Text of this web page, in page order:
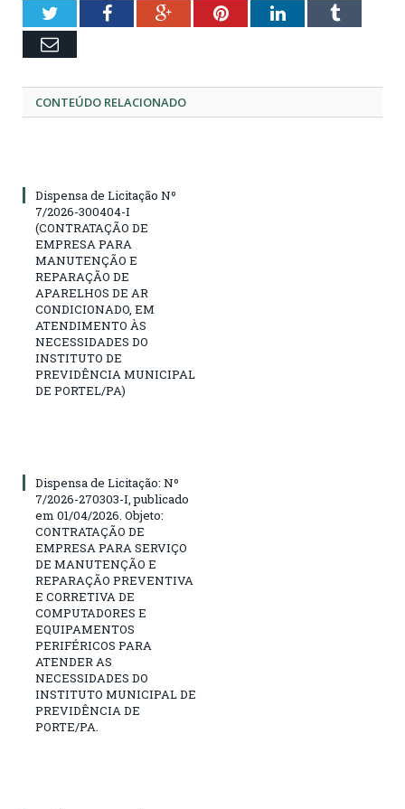
TwitterFacebookGoogle+PinterestLinkedInTumblr
Email
CONTEÚDO RELACIONADO
Dispensa de Licitação Nº
7/2026-300404-I
(CONTRATAÇÃO DE
EMPRESA PARA
MANUTENÇÃO E
REPARAÇÃO DE
APARELHOS DE AR
CONDICIONADO, EM
ATENDIMENTO ÀS
NECESSIDADES DO
INSTITUTO DE
PREVIDÊNCIA MUNICIPAL
DE PORTEL/PA)
Dispensa de Licitação: Nº
7/2026-270303-I, publicado
em 01/04/2026. Objeto:
CONTRATAÇÃO DE
EMPRESA PARA SERVIÇO
DE MANUTENÇÃO E
REPARAÇÃO PREVENTIVA
E CORRETIVA DE
COMPUTADORES E
EQUIPAMENTOS
PERIFÉRICOS PARA
ATENDER AS
NECESSIDADES DO
INSTITUTO MUNICIPAL DE
PREVIDÊNCIA DE
PORTE/PA.